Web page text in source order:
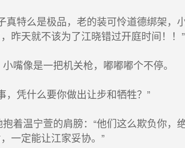
特么是极品，老的装可怜道德绑架，
天就不该为了江晓错过开庭时间！！”
嘴像是一把机关枪，嘟嘟嘟个不停。
凭什么要你做出让步和牺牲？”
着温宁萱的肩膀：“他们这么欺负你
一定能让江家妥协。”